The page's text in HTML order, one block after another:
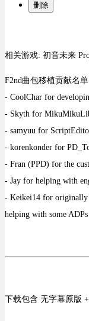
删除
相关游戏: 初音未来
F2nd曲包移植贡献名
- CoolChar for
- Skyth for
- samyuu for
- korenkonder for
- Fran (PPD) for the
- Jay for helping with
- Keikei14 for originally
helping with some ADPs
下载包含 无字幕原版